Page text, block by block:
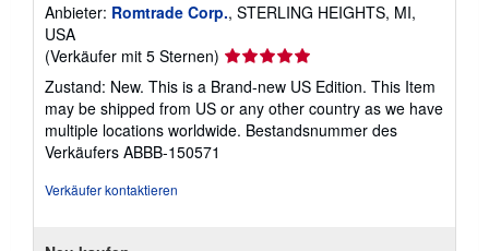
Anbieter: Romtrade Corp., STERLING HEIGHTS, MI,
USA
(Verkäufer mit 5 Sternen) Verkäuferbewertung
von
5
Sternen
Zustand: New. This is a Brand-new US Edition. This Item
may be shipped from US or any other country as we have
multiple locations worldwide. Bestandsnummer des
Verkäufers ABBB-150571
Verkäufer kontaktieren